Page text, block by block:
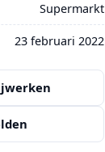
Supermarkt
23 februari 2022